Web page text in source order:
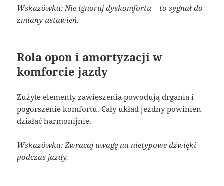
Wskazówka: Nie ignoruj dyskomfortu – to sygnał do
zmiany ustawień.
Rola opon i amortyzacji w
komforcie jazdy
Zużyte elementy zawieszenia powodują drgania i
pogorszenie komfortu. Cały układ jezdny powinien
działać harmonijnie.
Wskazówka: Zwracaj uwagę na nietypowe dźwięki
podczas jazdy.